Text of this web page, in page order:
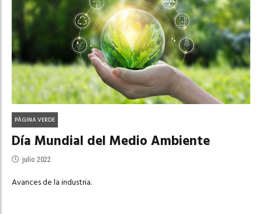
PÁGINA VERDE
Día Mundial del Medio Ambiente
julio 2022
Avances de la industria.